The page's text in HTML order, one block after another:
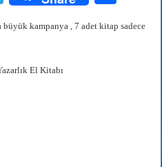
gr
m
re
büyük kampanya , 7 adet kitap sadece
El Kitabı